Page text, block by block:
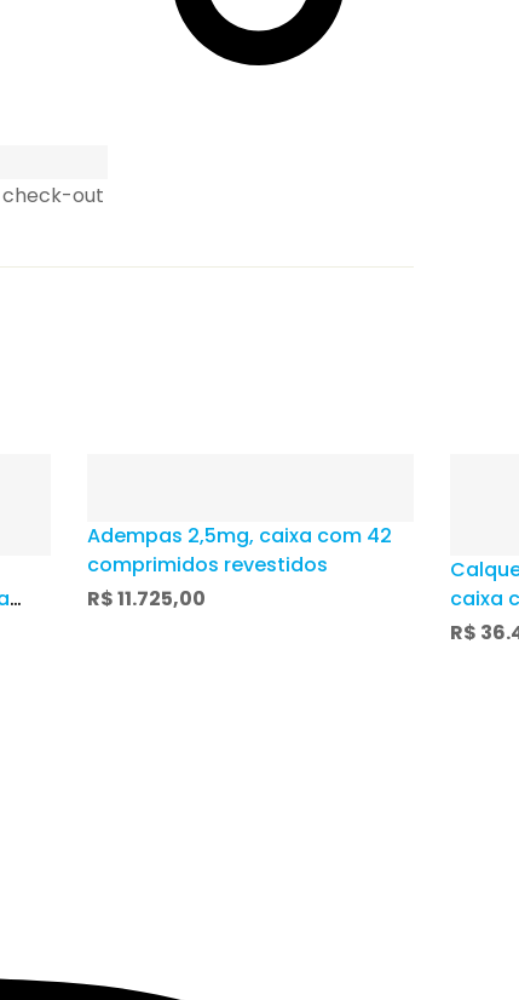
check-out
Adempas 2,5mg, caixa com 42
comprimidos revestidos
R$11.725,00
caixa
R$